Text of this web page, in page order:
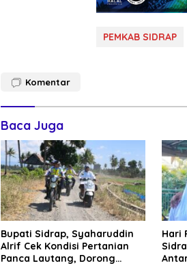
PEMKAB SIDRAP
Komentar
Baca Juga
Bupati Sidrap, Syaharuddin
Alrif Cek Kondisi Pertanian
Panca Lautang, Dorong
Hari